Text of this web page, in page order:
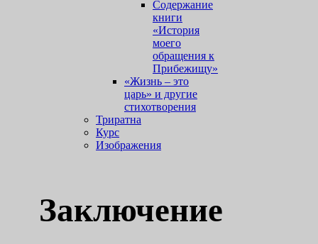
Содержание
книги
«История
моего
обращения к
Прибежищу»
«Жизнь – это
царь» и другие
стихотворения
Триратна
Курс
Изображения
Заключение